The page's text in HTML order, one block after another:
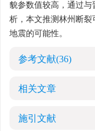
貌参数值较高，通过
析，本文推测林州断裂
地震的可能性。
参考文献(36)
相关文章
施引文献